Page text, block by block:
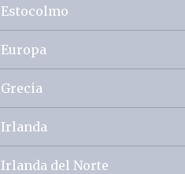
Estocolmo
Europa
Grecia
Irlanda
Irlanda del Norte